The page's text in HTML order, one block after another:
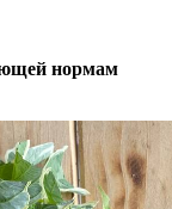
нормам